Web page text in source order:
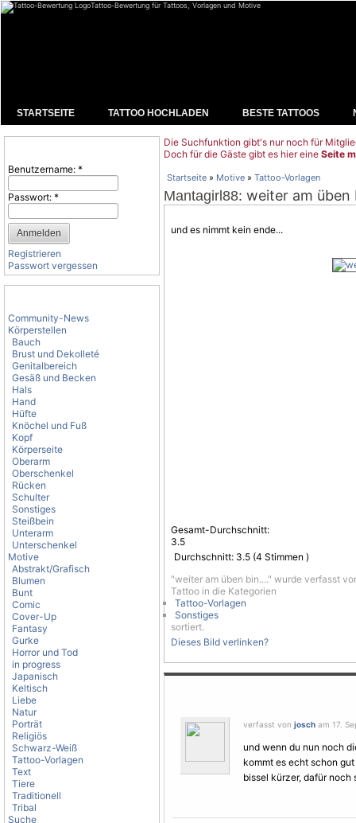
Tattoo-Bewertung für Tattoos, Vorlagen und Motive
STARTSEITE TATTOO HOCHLADEN BESTE TATTOOS
Benutzername: *
Passwort: *
Registrieren
Passwort vergessen
Community-News
Körperstellen
Bauch
Brust und Dekolleté
Genitalbereich
Gesäß und Becken
Hals
Hand
Hüfte
Knöchel und Fuß
Kopf
Körperseite
Oberarm
Oberschenkel
Rücken
Schulter
Sonstiges
Steißbein
Unterarm
Unterschenkel
Motive
Abstrakt/Grafisch
Blumen
Bunt
Comic
Cover-Up
Fantasy
Gurke
Horror und Tod
in progress
Japanisch
Keltisch
Liebe
Natur
Porträt
Religiös
Schwarz-Weiß
Tattoo-Vorlagen
Text
Tiere
Traditionell
Tribal
Suche
Die Suchfunktion gibt's nur noch für
Doch für die Gäste gibt es hier eine Seite
Startseite » Motive » Tattoo-Vorlagen
Mantagirl88: weiter am üben
und es nimmt kein ende...
Gesamt-Durchschnitt:
3.5
Durchschnitt: 3.5 (4 Stimmen )
"weiter am üben bin...." wurde verfasst
Tattoo in die Kategorien
Tattoo-Vorlagen
Sonstiges
sortiert.
Dieses Bild verlinken?
verfasst von josch am 17.
und wenn du nun noch
kommt es echt schon
bissel kürzer, dafür noch